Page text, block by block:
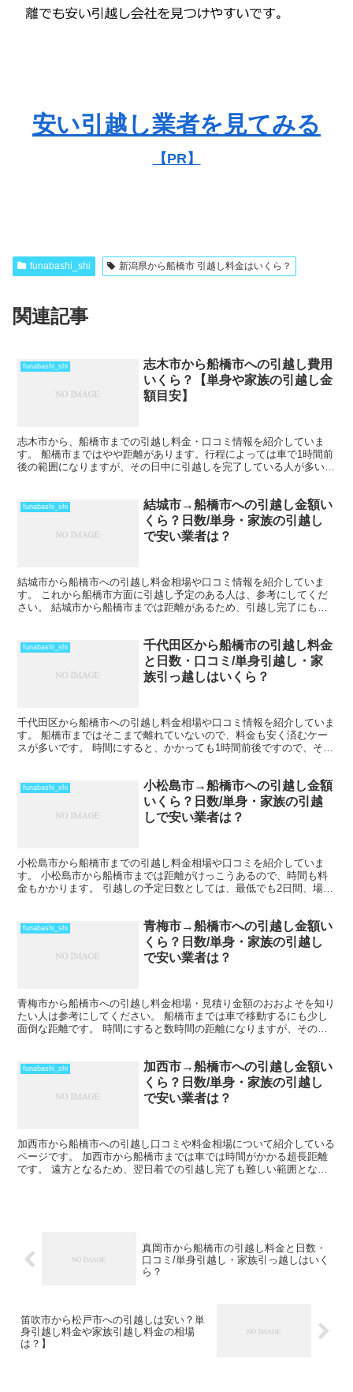
安い引越し業者を見てみる
【PR】
funabashi_shi 新潟県から船橋市 引越し料金はいくら？
関連記事
funabashi_shi
志木市から船橋市への引越し費用
いくら？【単身や家族の引越し金
額目安】
志木市から、船橋市までの引越し料金・口コミ情報を紹介していま
す。 船橋市まではやや距離があります。行程によっては車で1時間前
後の範囲になりますが、その日中に引越しを完了している人が多いで
funabashi_shi
結城市→船橋市への引越し金額い
くら？日数/単身・家族の引越し
で安い業者は？
結城市から船橋市への引越し料金相場や口コミ情報を紹介していま
す。 これから船橋市方面に引越し予定のある人は、参考にしてくだ
さい。 結城市から船橋市までは距離があるため、引越し完了にも時
funabashi_shi
千代田区から船橋市の引越し料金
と日数・口コミ/単身引越し・家
族引っ越しはいくら？
千代田区から船橋市への引越し料金相場や口コミ情報を紹介していま
す。 船橋市まではそこまで離れていないので、料金も安く済むケー
スが多いです。 時間にすると、かかっても1時間前後ですので、その
funabashi_shi
小松島市→船橋市への引越し金額
いくら？日数/単身・家族の引越
しで安い業者は？
小松島市から船橋市までの引越し料金相場や口コミを紹介していま
す。 小松島市から船橋市までは距離がけっこうあるので、時間も料
金もかかります。 引越しの予定日数としては、最低でも2日間、場合
funabashi_shi
青梅市→船橋市への引越し金額い
くら？日数/単身・家族の引越し
で安い業者は？
青梅市から船橋市への引越し料金相場・見積り金額のおおよそを知り
たい人は参考にしてください。 船橋市までは車で移動するにも少し
面倒な距離です。 時間にすると数時間の距離になりますが、その日
funabashi_shi
加西市→船橋市への引越し金額い
くら？日数/単身・家族の引越し
で安い業者は？
加西市から船橋市への引越し口コミや料金相場について紹介している
ページです。 加西市から船橋市までは車では時間がかかる超長距離
です。 遠方となるため、翌日着での引越し完了も難しい範囲となり
真岡市から船橋市の引越し料金と日数・
口コミ/単身引越し・家族引っ越しはいく
ら？
笛吹市から松戸市への引越しは安い？単
身引越し料金や家族引越し料金の相場
は？】